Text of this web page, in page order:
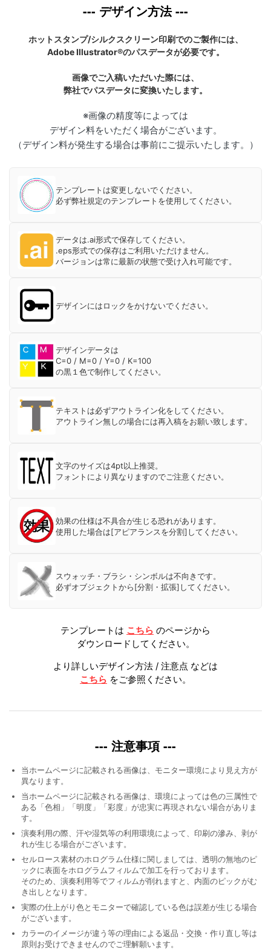
--- デザイン方法 ---
ホットスタンプ/シルクスクリーン印刷でのご製作には、
Adobe Illustrator®のパスデータが必要です。
画像でご入稿いただいた際には、
弊社でパスデータに変換いたします。
※画像の精度等によっては
デザイン料をいただく場合がございます。
（デザイン料が発生する場合は事前にご提示いたします。）
テンプレートは変更しないでください。
必ず弊社規定のテンプレートを使用してください。
データは.ai形式で保存してください。
.eps形式での保存はご利用いただけません。
バージョンは常に最新の状態で受け入れ可能です。
デザインにはロックをかけないでください。
デザインデータは
C=0 / M=0 / Y=0 / K=100
の黒１色で制作してください。
テキストは必ずアウトライン化をしてください。
アウトライン無しの場合には再入稿をお願い致します。
文字のサイズは4pt以上推奨。
フォントにより異なりますのでご注意ください。
効果の仕様は不具合が生じる恐れがあります。
使用した場合は[アピアランスを分割]してください。
スウォッチ・ブラシ・シンボルは不向きです。
必ずオブジェクトから[分割・拡張]してください。
テンプレートは こちら のページから
ダウンロードしてください。
より詳しいデザイン方法 / 注意点 などは
こちら をご参照ください。
--- 注意事項 ---
当ホームページに記載される画像は、モニター環境により見え方が
異なります。
当ホームページに記載される画像は、環境によっては色の三属性で
ある「色相」「明度」「彩度」が忠実に再現されない場合がありま
す。
演奏利用の際、汗や湿気等の利用環境によって、印刷の滲み、剥が
れが生じる場合がございます。
セルロース素材のホログラム仕様に関しましては、透明の無地のピ
ックに表面をホログラムフィルムで加工を行っております。
そのため、演奏利用等でフィルムが削れますと、内面のピックがむ
き出しとなります。
実際の仕上がり色とモニターで確認している色は誤差が生じる場合
がございます。
カラーのイメージが違う等の理由による返品・交換・作り直し等は
原則お受けできませんのでご理解願います。